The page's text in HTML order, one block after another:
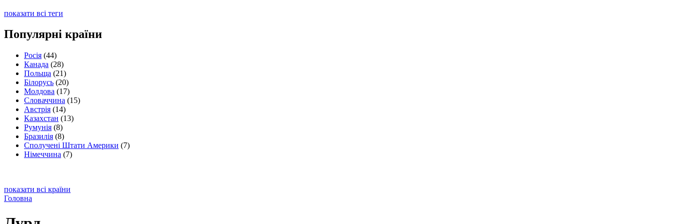
показати всі теги
Популярні країни
Росія (44)
Канада (28)
Польща (21)
Білорусь (20)
Молдова (17)
Словаччина (15)
Австрія (14)
Казахстан (13)
Румунія (8)
Бразилія (8)
Сполучені Штати Америки (7)
Німеччина (7)
показати всі країни
Головна